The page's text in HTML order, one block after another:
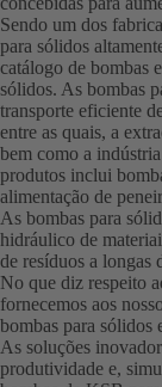
Sendo um dos
para sólidos
catálogo de bombas
sólidos. As bombas
transporte eficiente
entre as quais, a
bem como a
produtos inclui
alimentação de
As bombas para
hidráulico de
de resíduos a longas
No que diz respeito
fornecemos aos
bombas para sólidos
As soluções
produtividade e,